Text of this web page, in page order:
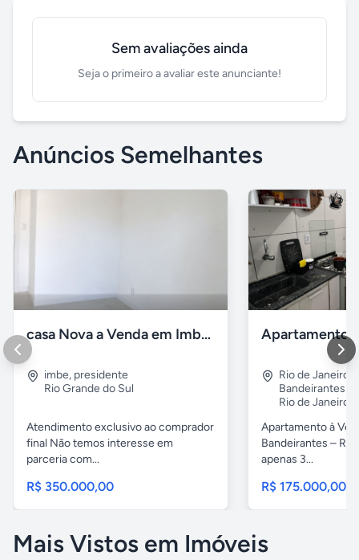
Sem avaliações ainda
Seja o primeiro a avaliar este anunciante!
Anúncios Semelhantes
casa Nova a Venda em Imbé / rs
imbe, presidente
Rio Grande do Sul
Atendimento exclusivo ao comprador
final Não temos interesse em
parceria com...
R$ 350.000,00
Rio de Janeiro
Bandeirantes
Rio de Janeiro
Apartamento à
Bandeirantes – Rio
apenas 3...
R$ 175.000,00
Mais Vistos em Imóveis